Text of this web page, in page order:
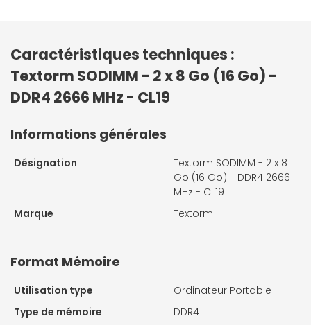
Caractéristiques techniques :
Textorm SODIMM - 2 x 8 Go (16 Go) -
DDR4 2666 MHz - CL19
Informations générales
Désignation
Textorm SODIMM - 2 x 8
Go (16 Go) - DDR4 2666
MHz - CL19
Marque
Textorm
Format Mémoire
Utilisation type
Ordinateur Portable
Type de mémoire
DDR4